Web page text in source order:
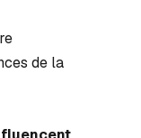
de la